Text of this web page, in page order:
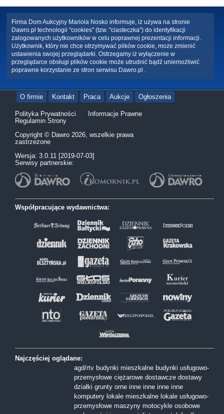
Firma Dom Aukcyjny Mariola Nosko informuje, iż używa na stronie
Dawro.pl technologii "cookies" (tzw. "ciasteczka") do identyfikacji
zalogowanych użytkowników w celu poprawnej prezentacji informacji.
Użytkownik, który nie chce otrzymywać plików cookie, może zmienić
ustawienia swojej przeglądarki. Ostrzegamy iż wyłączenie w
przeglądarce obsługi plików cookie może utrudnić bądź uniemożliwić
poprawne korzystanie ze stron serwisu Dawro.pl .
O firmie Kontakt Praca Aukcje Ogłoszenia
Polityka Prywatności
Informacje Prawne
Regulamin Strony
Copyright © Dawro 2026, wszelkie prawa
zastrzeżone
Wersja: 3.0.11 [2019-07-03]
Serwisy partnerskie:
Współpracujące wydawnictwa:
Najczęściej oglądane:
agd/rtv budynki mieszkalne budynki usługowo-
przemysłowe ciężarowe dostawcze dostawy
działki grunty orne inne inne inne inne
komputery lokale mieszkalne lokale usługowo-
przemysłowe maszyny motocykle osobowe